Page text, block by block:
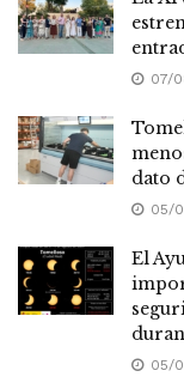
07/
dato
05/
El
05/